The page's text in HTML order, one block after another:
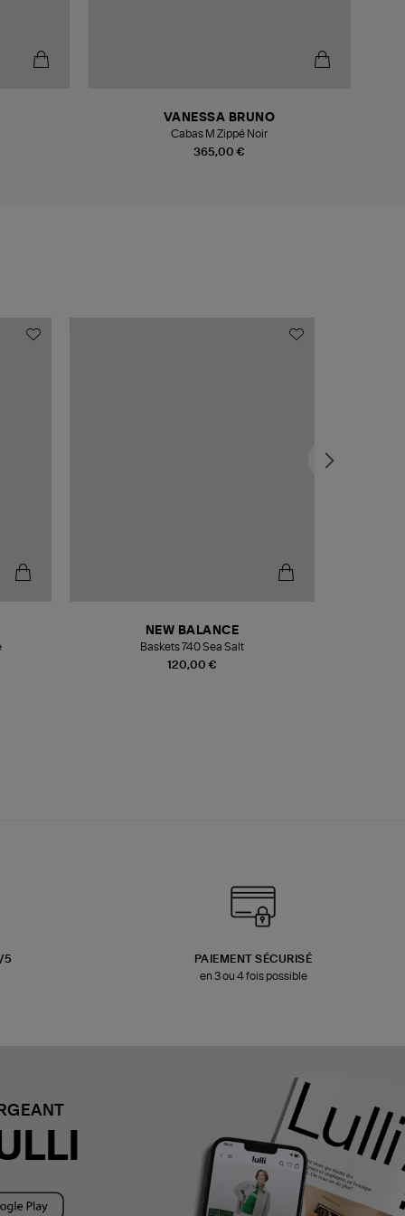
365,00 €
VANESSA BRUNO
Cabas M Zippé Noir
120,00 €
NEW BALANCE
Baskets 740 Sea Salt
5
PAIEMENT SÉCURISÉ
en 3 ou 4 fois possible